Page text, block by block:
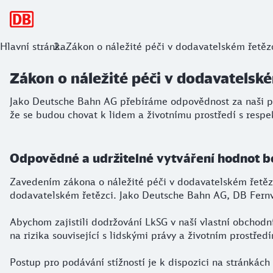
Zákon o náležité péči v
Hlavní stránkaZákon o náležité péči v dodavatelském
Zákon o náležité péči v
Jako Deutsche Bahn AG přebíráme odpovědnost za
že se budou chovat k lidem a životnímu prostředí s
Odpovědné a udržitelné vytváření hodnot
Zavedením zákona o náležité péči v dodavatelském
dodavatelském řetězci. Jako Deutsche Bahn AG, DB
Abychom zajistili dodržování LkSG v naší vlastní
na rizika související s lidskými právy a životním
Postup pro podávání stížností je k dispozici na stránkách